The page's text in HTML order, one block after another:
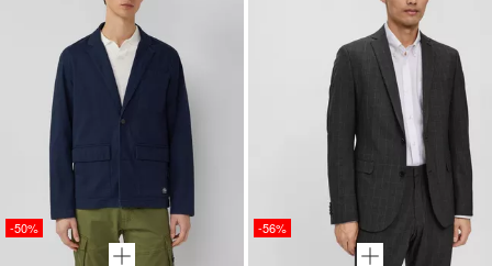
-50% -56%